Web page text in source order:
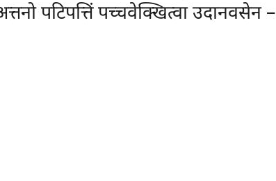
पटिपत्तिं पच्चवेक्खित्वा उदानवसेन –